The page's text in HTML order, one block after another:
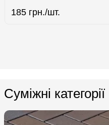
185 грн./шт.
Суміжні категорії